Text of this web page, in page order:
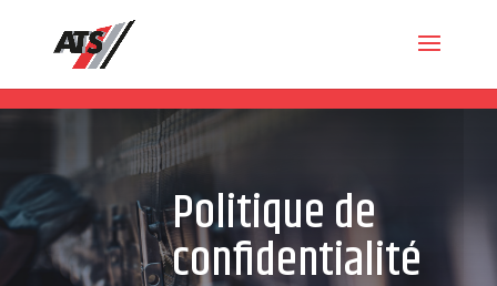
Politique de
confidentialité